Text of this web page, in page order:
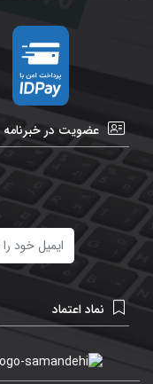
عضویت در خبرنامه
نماد اعتماد